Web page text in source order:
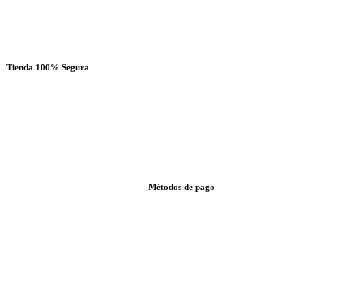
Tienda 100% Segura
Métodos de pago